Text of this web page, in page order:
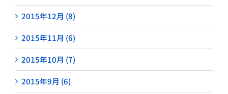
2015年12月 (8)
2015年11月 (6)
2015年10月 (7)
2015年9月 (6)